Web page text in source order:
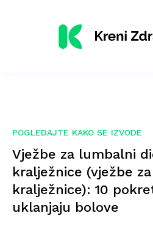
POGLEDAJTE KAKO SE IZVODE
Vježbe za lumbalni
kralježnice (vježbe
kralježnice): 10
uklanjaju bolove